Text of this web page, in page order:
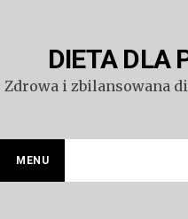
DIETA DLA
Zdrowa i zbilansowana
MENU